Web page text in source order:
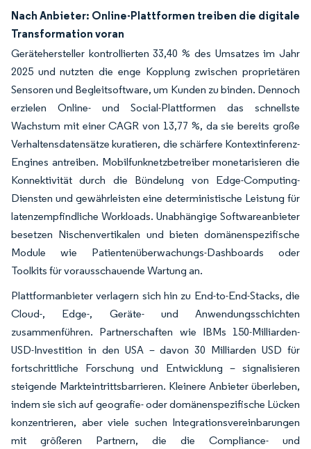
Nach Anbieter: Online-Plattformen treiben die digitale
Transformation voran
Gerätehersteller kontrollierten 33,40 % des Umsatzes im Jahr
2025 und nutzten die enge Kopplung zwischen proprietären
Sensoren und Begleitsoftware, um Kunden zu binden. Dennoch
erzielen Online- und Social-Plattformen das schnellste
Wachstum mit einer CAGR von 13,77 %, da sie bereits große
Verhaltensdatensätze kuratieren, die schärfere Kontextinferenz-
Engines antreiben. Mobilfunknetzbetreiber monetarisieren die
Konnektivität durch die Bündelung von Edge-Computing-
Diensten und gewährleisten eine deterministische Leistung für
latenzempfindliche Workloads. Unabhängige Softwareanbieter
besetzen Nischenvertikalen und bieten domänenspezifische
Module wie Patientenüberwachungs-Dashboards oder
Toolkits für vorausschauende Wartung an.
Plattformanbieter verlagern sich hin zu End-to-End-Stacks, die
Cloud-, Edge-, Geräte- und Anwendungsschichten
zusammenführen. Partnerschaften wie IBMs 150-Milliarden-
USD-Investition in den USA – davon 30 Milliarden USD für
fortschrittliche Forschung und Entwicklung – signalisieren
steigende Markteintrittsbarrieren. Kleinere Anbieter überleben,
indem sie sich auf geografie- oder domänenspezifische Lücken
konzentrieren, aber viele suchen Integrationsvereinbarungen
mit größeren Partnern, die die Compliance- und